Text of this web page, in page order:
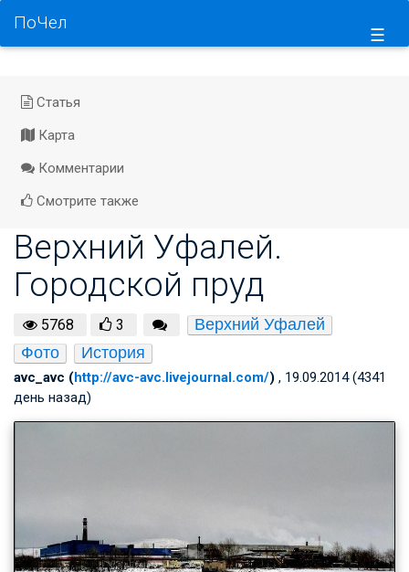
☰
ПоЧел
Статья
Карта
Комментарии
Смотрите также
Верхний Уфалей.
Городской пруд
5768 3
Верхний Уфалей
Фото
История
avc_avc (http://avc-avc.livejournal.com/) , 19.09.2014 (4341
день назад)